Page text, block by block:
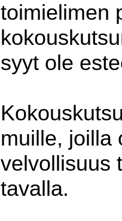
toimielimen
syyt ole
muille, joilla
velvollisuus
tavalla.